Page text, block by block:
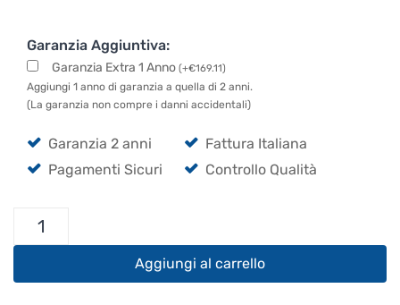
Garanzia Aggiuntiva:
Garanzia Extra 1 Anno (+€169.11)
Aggiungi 1 anno di garanzia a quella di 2 anni.
(La garanzia non compre i danni accidentali)
Garanzia 2 anni
Fattura Italiana
Pagamenti Sicuri
Controllo Qualità
Bose
quantità
Aggiungi al carrello